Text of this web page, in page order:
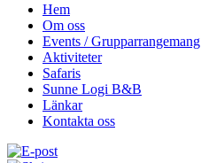
Hem
Om oss
Events / Grupparrangemang
Aktiviteter
Safaris
Sunne Logi B&B
Länkar
Kontakta oss